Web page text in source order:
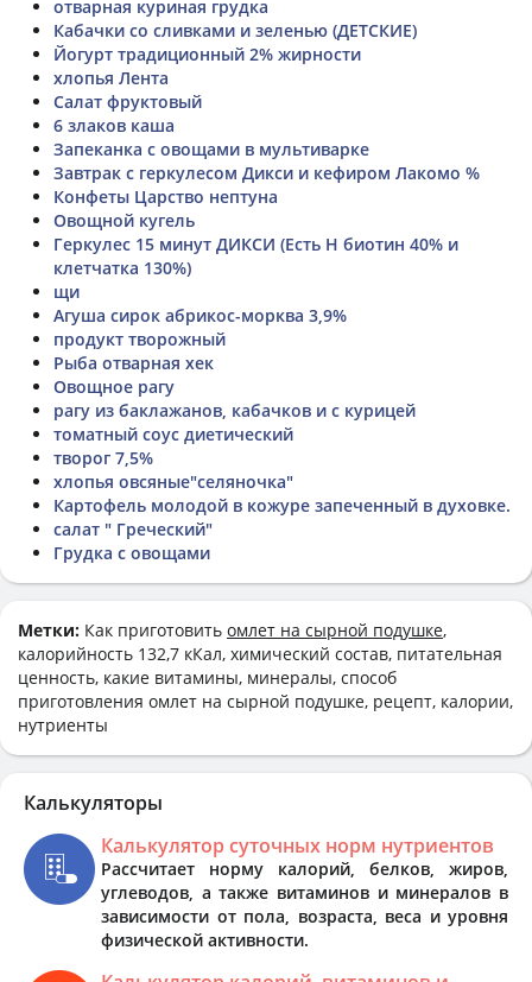
отварная куриная грудка
Кабачки со сливками и зеленью (ДЕТСКИЕ)
Йогурт традиционный 2% жирности
хлопья Лента
Салат фруктовый
6 злаков каша
Запеканка с овощами в мультиварке
Завтрак с геркулесом Дикси и кефиром Лакомо %
Конфеты Царство нептуна
Овощной кугель
Геркулес 15 минут ДИКСИ (Есть Н биотин 40% и
клетчатка 130%)
щи
Агуша сирок абрикос-морква 3,9%
продукт творожный
Рыба отварная хек
Овощное рагу
рагу из баклажанов, кабачков и с курицей
томатный соус диетический
творог 7,5%
хлопья овсяные"селяночка"
Картофель молодой в кожуре запеченный в духовке.
салат " Греческий"
Грудка с овощами
Метки: Как приготовить омлет на сырной подушке,
калорийность 132,7 кКал, химический состав, питательная
ценность, какие витамины, минералы, способ
приготовления омлет на сырной подушке, рецепт, калории,
нутриенты
Калькуляторы
Калькулятор суточных норм нутриентов
Рассчитает норму калорий, белков, жиров,
углеводов, а также витаминов и минералов в
зависимости от пола, возраста, веса и уровня
физической активности.